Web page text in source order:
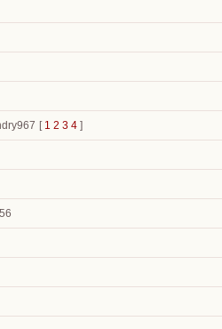
[ 1 2 3 4 ]